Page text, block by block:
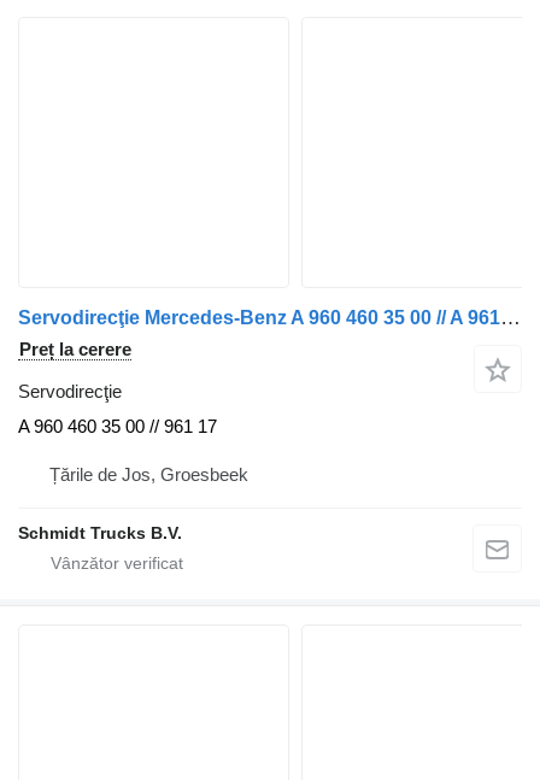
Servodirecţie Mercedes-Benz A 960 460 35 00 // A 961 460 17 00 MERCEDES 1946 MP5 MODEL 2023 pentru camion
Preț la cerere
Servodirecţie
A 960 460 35 00 // 961 17
Țările de Jos, Groesbeek
Schmidt Trucks B.V.